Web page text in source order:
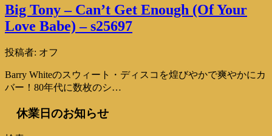
Big Tony – Can’t Get Enough (Of Your
Love Babe) – s25697
投稿者: オフ
Barry Whiteのスウィート・ディスコを煌びやかで爽やかにカ
バー！80年代に数枚のシ…
休業日のお知らせ